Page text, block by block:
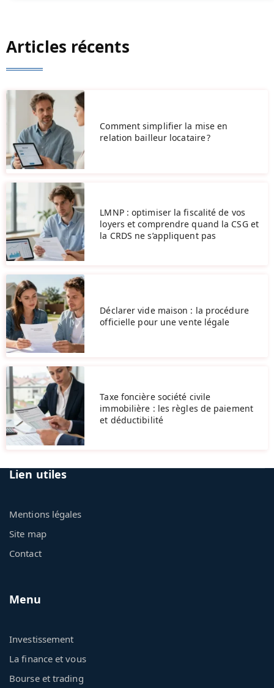
Articles récents
Comment simplifier la mise en
relation bailleur locataire ?
LMNP : optimiser la fiscalité de vos
loyers et comprendre quand la CSG et
la CRDS ne s’appliquent pas
Déclarer vide maison : la procédure
officielle pour une vente légale
Taxe foncière société civile
immobilière : les règles de paiement
et déductibilité
Lien utiles
Mentions légales
Site map
Contact
Menu
Investissement
La finance et vous
Bourse et trading